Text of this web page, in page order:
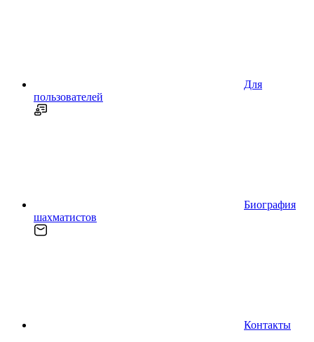
Для
пользователей
Биография
шахматистов
Контакты